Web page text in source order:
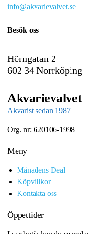
info@akvarievalvet.se
Besök oss
Hörngatan 2
602 34 Norrköping
Akvarievalvet
Akvarist sedan 1987
Org. nr: 620106-1998
Meny
Månadens Deal
Köpvillkor
Kontakta oss
Öppettider